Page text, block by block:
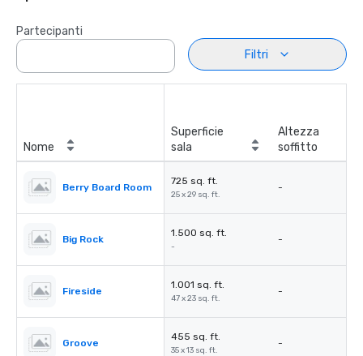
Partecipanti
Filtri
Nome
Superficie
sala
Altezza
soffitto
Berry Board Room
725 sq. ft.
25 x 29 sq. ft.
-
Big Rock
1.500 sq. ft.
-
-
Fireside
1.001 sq. ft.
47 x 23 sq. ft.
-
Groove
455 sq. ft.
35 x 13 sq. ft.
-